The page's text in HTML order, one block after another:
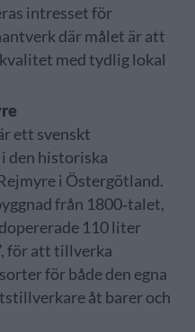
intresset för
där målet är att
med tydlig lokal
ett svenskt
den historiska
i Östergötland.
från 1800‐talet,
110 liter
för att tillverka
för både den egna
åt barer och